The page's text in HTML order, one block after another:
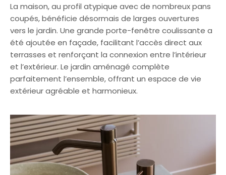
La maison, au profil atypique avec de nombreux pans
coupés, bénéficie désormais de larges ouvertures
vers le jardin. Une grande porte-fenêtre coulissante a
été ajoutée en façade, facilitant l’accès direct aux
terrasses et renforçant la connexion entre l’intérieur
et l’extérieur. Le jardin aménagé complète
parfaitement l’ensemble, offrant un espace de vie
extérieur agréable et harmonieux.